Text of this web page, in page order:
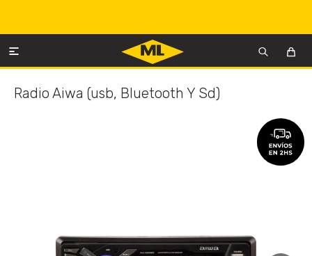

Radio Aiwa (usb, Bluetooth Y Sd)